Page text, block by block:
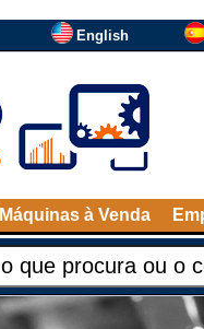
English
Máquinas à Venda